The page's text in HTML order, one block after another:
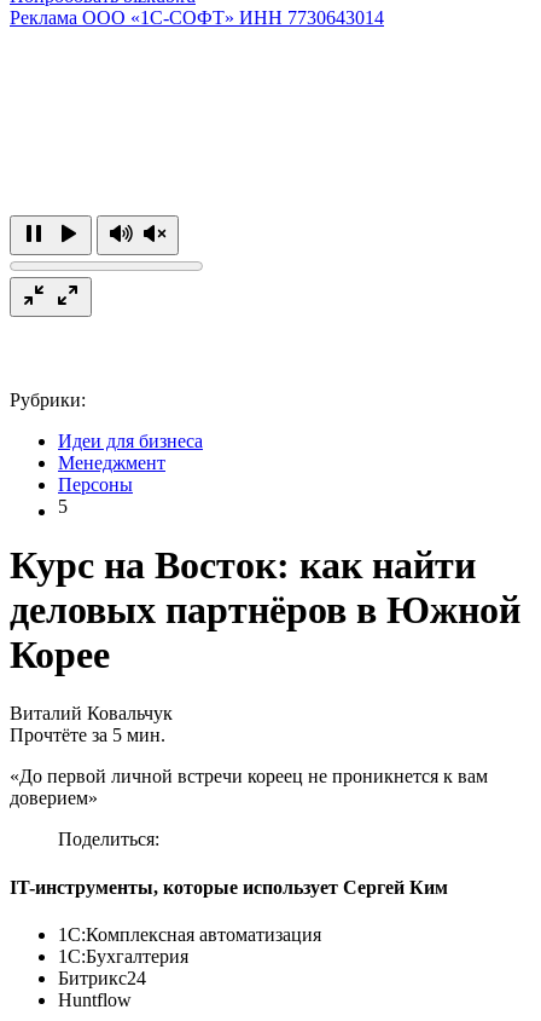
Реклама ООО «1С-СОФТ» ИНН 7730643014
Рубрики:
Идеи для бизнеса
Менеджмент
Персоны
5
Курс на Восток: как найти
деловых партнёров в Южной
Корее
Виталий Ковальчук
Прочтёте за 5 мин.
«До первой личной встречи кореец не проникнется к вам
доверием»
Поделиться:
IT-инструменты, которые использует Сергей Ким
1С:Комплексная автоматизация
1С:Бухгалтерия
Битрикс24
Huntflow